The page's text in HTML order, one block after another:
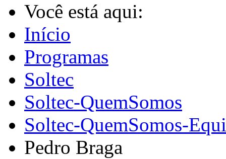
Você está aqui:
Início
Programas
Soltec
Soltec-QuemSomos
Soltec-QuemSomos-
Pedro Braga